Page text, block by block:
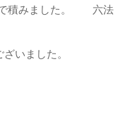
で積みました。 六法
いました。